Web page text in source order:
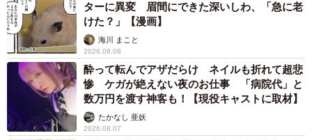
ターに異変 眉間にできた深いしわ、「急に老
けた？」【漫画】
海川 まこと
2026.08.08
酔って転んでアザだらけ ネイルも折れて超悲
惨 ケガが絶えない夜のお仕事 「病院代」と
数万円を渡す神客も！【現役キャストに取材】
たかなし 亜妖
2026.08.07